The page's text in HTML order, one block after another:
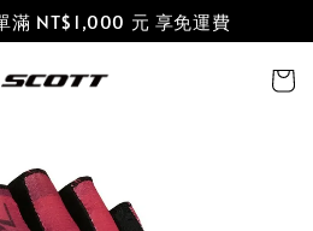
滿 NT$1,000 元 享免運費